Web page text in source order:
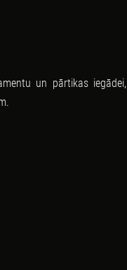
un pārtikas iegādei,